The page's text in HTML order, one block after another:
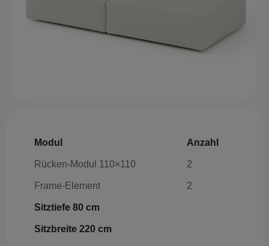
Modul Anzahl
Rücken-Modul 110×110 2
Frame-Element 2
Sitztiefe 80 cm
Sitzbreite 220 cm